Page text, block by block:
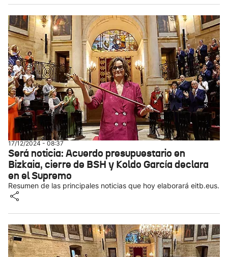
17/12/2024 - 08:37
Será noticia: Acuerdo presupuestario en
Bizkaia, cierre de BSH y Koldo García declara
en el Supremo
Resumen de las principales noticias que hoy elaborará eitb.eus.